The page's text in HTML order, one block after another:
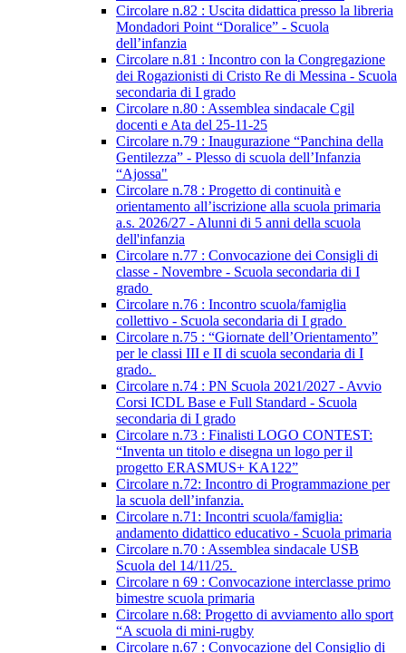
Circolare n.82 : Uscita didattica presso la libreria
Mondadori Point “Doralice” - Scuola
dell’infanzia
Circolare n.81 : Incontro con la Congregazione
dei Rogazionisti di Cristo Re di Messina - Scuola
secondaria di I grado
Circolare n.80 : Assemblea sindacale Cgil
docenti e Ata del 25-11-25
Circolare n.79 : Inaugurazione “Panchina della
Gentilezza” - Plesso di scuola dell’Infanzia
“Ajossa"
Circolare n.78 : Progetto di continuità e
orientamento all’iscrizione alla scuola primaria
a.s. 2026/27 - Alunni di 5 anni della scuola
dell'infanzia
Circolare n.77 : Convocazione dei Consigli di
classe - Novembre - Scuola secondaria di I
grado
Circolare n.76 : Incontro scuola/famiglia
collettivo - Scuola secondaria di I grado
Circolare n.75 : “Giornate dell’Orientamento”
per le classi III e II di scuola secondaria di I
grado.
Circolare n.74 : PN Scuola 2021/2027 - Avvio
Corsi ICDL Base e Full Standard - Scuola
secondaria di I grado
Circolare n.73 : Finalisti LOGO CONTEST:
“Inventa un titolo e disegna un logo per il
progetto ERASMUS+ KA122”
Circolare n.72: Incontro di Programmazione per
la scuola dell’infanzia.
Circolare n.71: Incontri scuola/famiglia:
andamento didattico educativo - Scuola primaria
Circolare n.70 : Assemblea sindacale USB
Scuola del 14/11/25.
Circolare n 69 : Convocazione interclasse primo
bimestre scuola primaria
Circolare n.68: Progetto di avviamento allo sport
“A scuola di mini-rugby
Circolare n.67 : Convocazione del Consiglio di